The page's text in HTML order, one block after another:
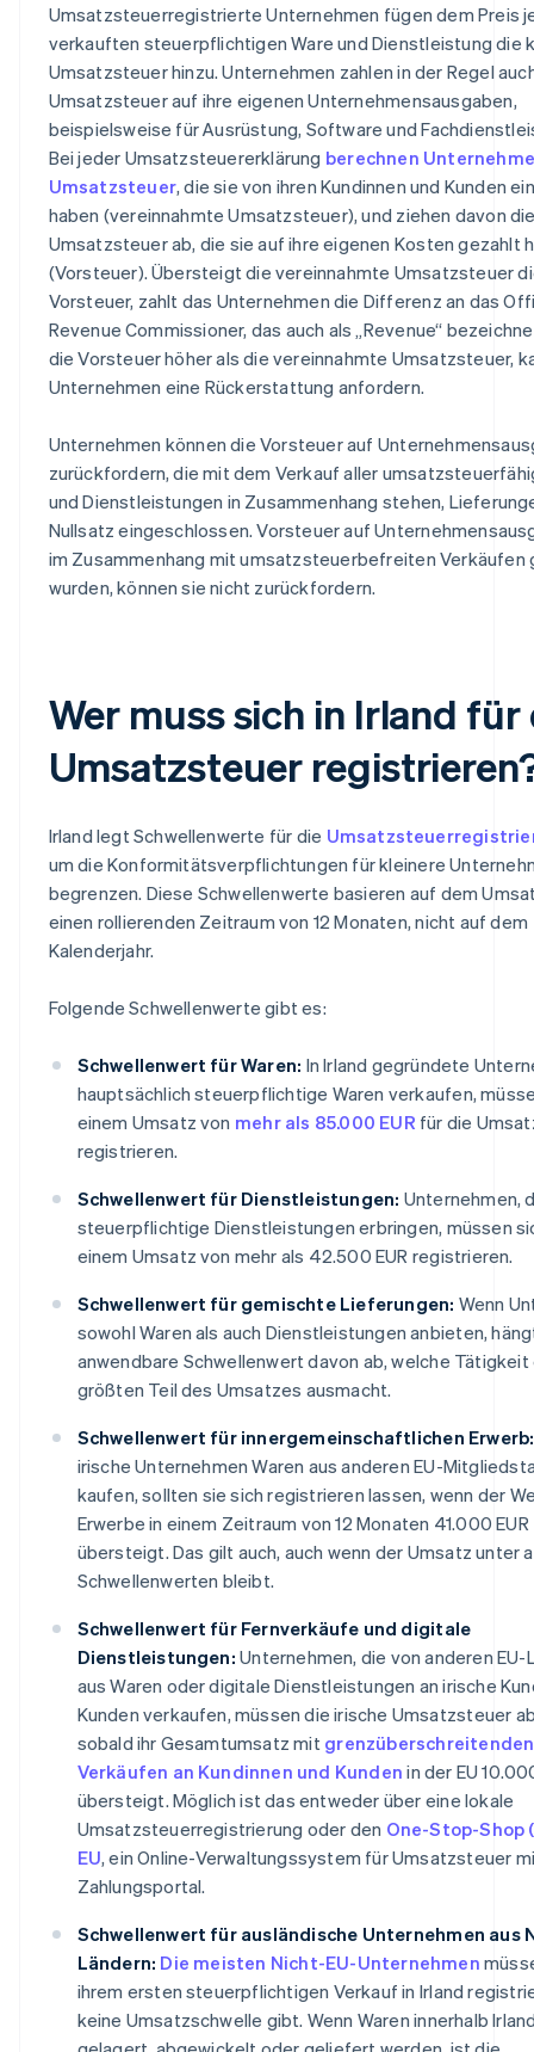
Umsatzsteuerregistrierte Unternehmen fügen dem Preis
verkauften steuerpflichtigen Ware und Dienstleistung die
Umsatzsteuer hinzu. Unternehmen zahlen in der Regel
Umsatzsteuer auf ihre eigenen Unternehmensausgaben,
beispielsweise für Ausrüstung, Software und
Bei jeder Umsatzsteuererklärung berechnen
Umsatzsteuer, die sie von ihren Kundinnen und Kunden
haben (vereinnahmte Umsatzsteuer), und ziehen davon
Umsatzsteuer ab, die sie auf ihre eigenen Kosten gezahlt
(Vorsteuer). Übersteigt die vereinnahmte Umsatzsteuer
Vorsteuer, zahlt das Unternehmen die Differenz an das
Revenue Commissioner, das auch als „Revenue“
die Vorsteuer höher als die vereinnahmte Umsatzsteuer,
Unternehmen eine Rückerstattung anfordern.
Unternehmen können die Vorsteuer auf
zurückfordern, die mit dem Verkauf aller
und Dienstleistungen in Zusammenhang stehen,
Nullsatz eingeschlossen. Vorsteuer auf
im Zusammenhang mit umsatzsteuerbefreiten
wurden, können sie nicht zurückfordern.
Wer muss sich in Irland für
Umsatzsteuer
Irland legt Schwellenwerte für die
um die Konformitätsverpflichtungen für kleinere
begrenzen. Diese Schwellenwerte basieren auf dem
einen rollierenden Zeitraum von 12 Monaten, nicht auf dem
Kalenderjahr.
Folgende Schwellenwerte gibt es:
Schwellenwert für Waren: In Irland gegründete
hauptsächlich steuerpflichtige Waren verkaufen,
einem Umsatz von mehr als 85.000 EUR für die
registrieren.
Schwellenwert für Dienstleistungen: Unternehmen,
steuerpflichtige Dienstleistungen erbringen, müssen
einem Umsatz von mehr als 42.500 EUR registrieren.
Schwellenwert für gemischte Lieferungen: Wenn
sowohl Waren als auch Dienstleistungen anbieten,
anwendbare Schwellenwert davon ab, welche Tätigkeit
größten Teil des Umsatzes ausmacht.
Schwellenwert für innergemeinschaftlichen Erwerb:
irische Unternehmen Waren aus anderen EU-
kaufen, sollten sie sich registrieren lassen, wenn der
Erwerbe in einem Zeitraum von 12 Monaten 41.000 EUR
übersteigt. Das gilt auch, auch wenn der Umsatz unter
Schwellenwerten bleibt.
Schwellenwert für Fernverkäufe und digitale
Dienstleistungen: Unternehmen, die von anderen EU-
aus Waren oder digitale Dienstleistungen an irische
Kunden verkaufen, müssen die irische Umsatzsteuer
sobald ihr Gesamtumsatz mit grenzüberschreitenden
Verkäufen an Kundinnen und Kunden in der EU
übersteigt. Möglich ist das entweder über eine lokale
Umsatzsteuerregistrierung oder den One-Stop-Shop
EU, ein Online-Verwaltungssystem für Umsatzsteuer
Zahlungsportal.
Schwellenwert für ausländische Unternehmen aus
Ländern: Die meisten Nicht-EU-Unternehmen
ihrem ersten steuerpflichtigen Verkauf in Irland
keine Umsatzschwelle gibt. Wenn Waren innerhalb